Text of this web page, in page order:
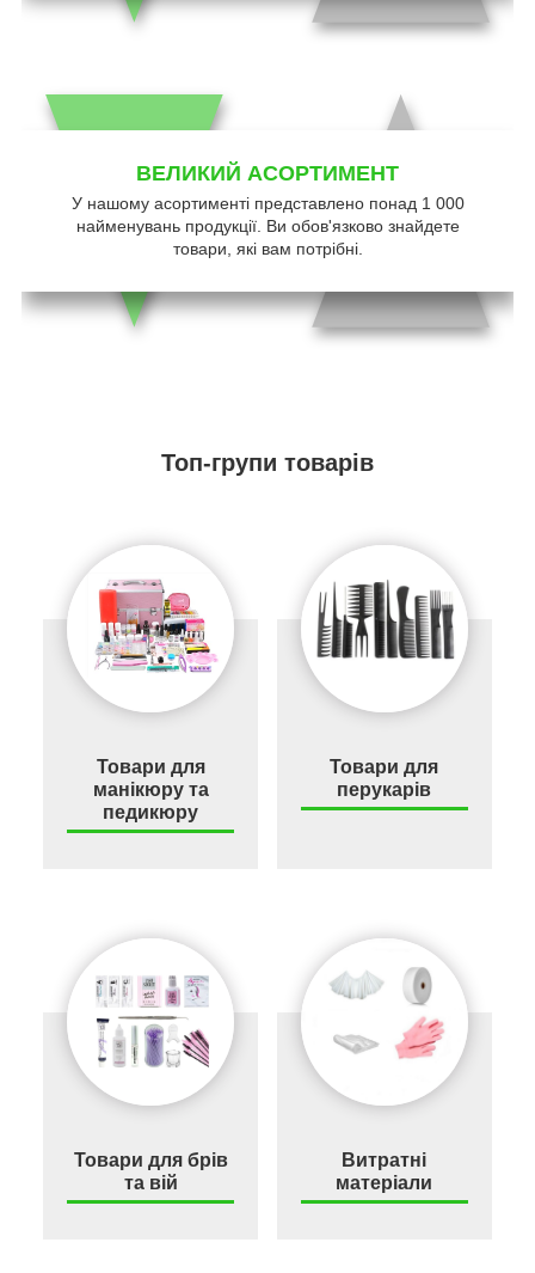
ВЕЛИКИЙ АСОРТИМЕНТ
У нашому асортименті представлено понад 1 000
найменувань продукції. Ви обов'язково знайдете
товари, які вам потрібні.
Топ-групи товарів
Товари для
манікюру та
педикюру
Товари для
перукарів
Товари для брів
та вій
Витратні
матеріали